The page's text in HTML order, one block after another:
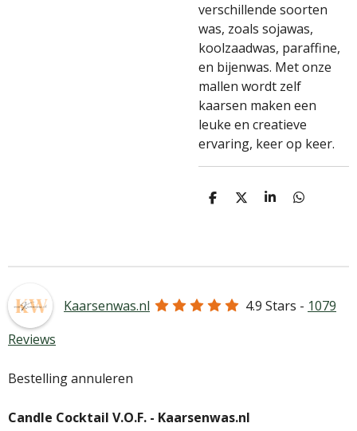
verschillende soorten
was, zoals sojawas,
koolzaadwas, paraffine,
en bijenwas. Met onze
mallen wordt zelf
kaarsen maken een
leuke en creatieve
ervaring, keer op keer.
D
D
S
D
Kaarsenwas.nl 4.9 Stars - 1079
Reviews
Bestelling annuleren
Candle Cocktail V.O.F. - Kaarsenwas.nl